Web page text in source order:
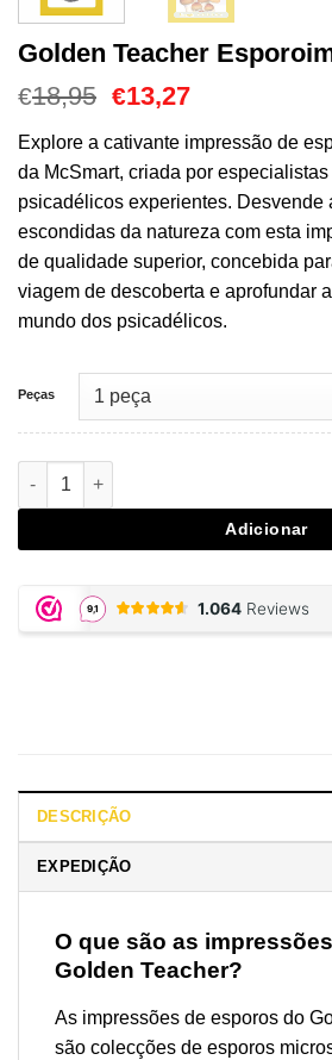
Golden Teacher
€18,95 O
original
era:
€18,95.
€13,27O
atual
é:
€13,27.
Explore a cativante impressão de
da McSmart, criada por
psicadélicos experientes. Desvende
escondidas da natureza com esta
de qualidade superior, concebida
viagem de descoberta e aprofundar
mundo dos psicadélicos.
Peças
Quantidade de Golden Teacher
Adicionar
DESCRIÇÃO
EXPEDIÇÃO
O que são as
Golden Teacher?
As impressões de esporos do
são colecções de esporos